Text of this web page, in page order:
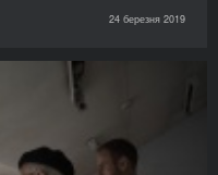
24 березня 2019